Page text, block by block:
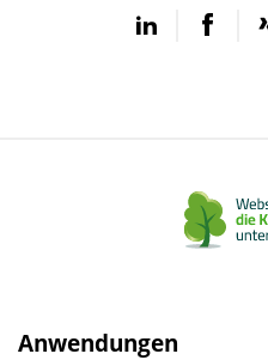
auf
auf
auf
Anwendungen